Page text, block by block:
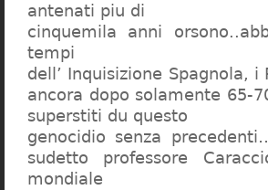
antenati piu di
cinquemila anni
tempi
dell’ Inquisizione Spagnola,
ancora dopo solamente 65-
superstiti du questo
genocidio senza
sudetto professore
mondiale